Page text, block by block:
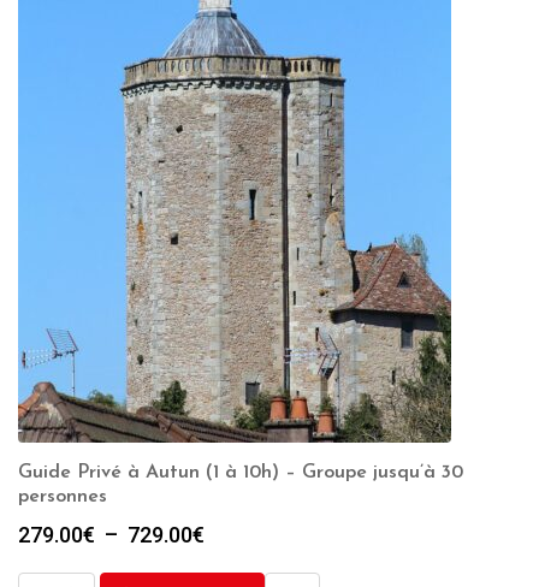
Guide Privé à Autun (1 à 10h) – Groupe jusqu’à 30
personnes
279.00€ – 729.00€